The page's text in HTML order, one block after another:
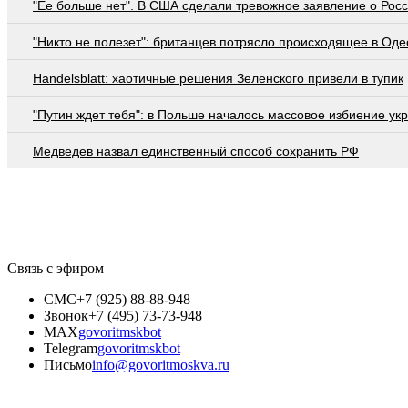
"Ее больше нет". В США сделали тревожное заявление о
"Никто не полезет": британцев потрясло происходящее в
Handelsblatt: хаотичные решения Зеленского привели в тупик
"Путин ждет тебя": в Польше началось массовое избиение
Медведев назвал единственный способ сохранить РФ
Связь с эфиром
СМС+7 (925) 88-88-948
Звонок+7 (495) 73-73-948
MAXgovoritmskbot
Telegramgovoritmskbot
Письмоinfo@govoritmoskva.ru